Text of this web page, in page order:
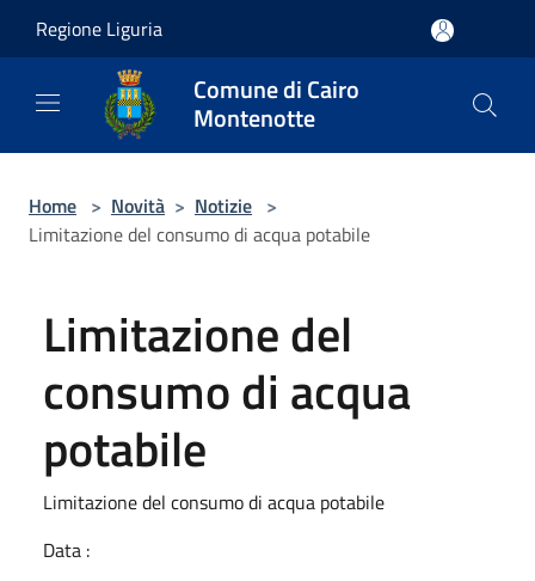
Regione Liguria
Comune di Cairo
Montenotte
Home > Novità > Notizie >
Limitazione del consumo di acqua potabile
Limitazione del
consumo di acqua
potabile
Limitazione del consumo di acqua potabile
Data :